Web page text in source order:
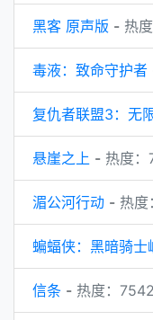
黑客 原声版 - 热
毒液：致命守护者
复仇者联盟3：无
悬崖之上 - 热度
湄公河行动 - 热
蝙蝠侠：黑暗骑士
信条 - 热度：